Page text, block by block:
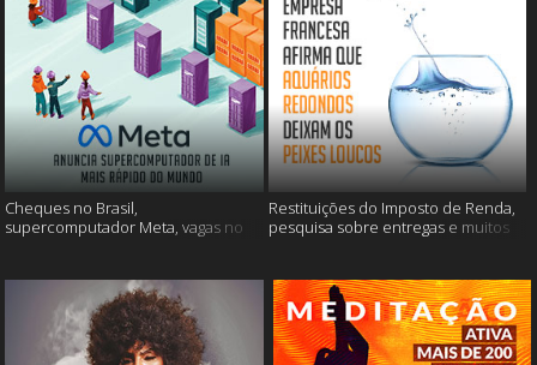
Cheques no Brasil,
supercomputador Meta, vagas no
Restituições do Imposto de Renda,
pesquisa sobre entregas e muitos